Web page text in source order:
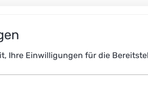
Ihre Einwilligungen für die